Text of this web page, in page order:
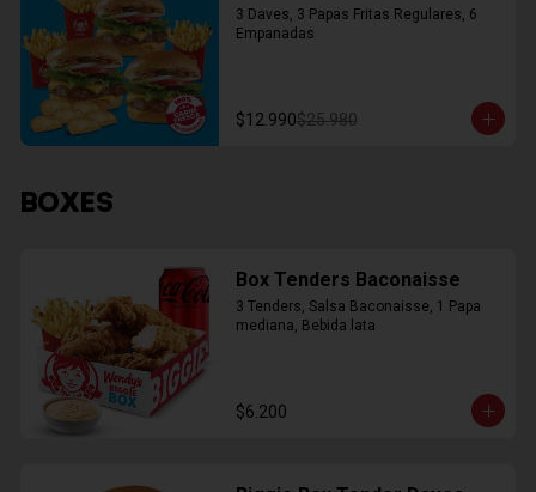
3 Daves, 3 Papas Fritas Regulares, 6
Empanadas
$12.990$25.980
BOXES
Box Tenders Baconaisse
3 Tenders, Salsa Baconaisse, 1 Papa
mediana, Bebida lata
$6.200